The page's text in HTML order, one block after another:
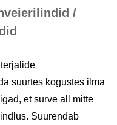
/
suurtes kogustes ilma
et surve all mitte
Suurendab